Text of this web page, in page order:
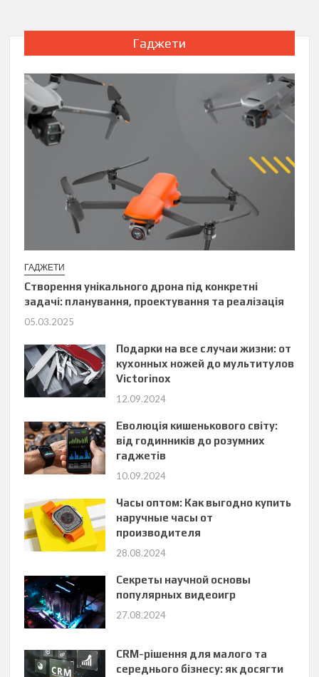
Гаджети
ГАДЖЕТИ
Створення унікального дрона під конкретні
задачі: планування, проектування та реалізація
05.03.2025
Подарки на все случаи жизни: от
кухонных ножей до мультитулов
Victorinox
12.09.2024
Еволюція кишенькового світу:
від годинників до розумних
гаджетів
10.09.2024
Часы оптом: Как выгодно купить
наручные часы от
производителя
28.08.2024
Секреты научной основы
популярных видеоигр
27.08.2024
CRM-рішення для малого та
середнього бізнесу: як досягти